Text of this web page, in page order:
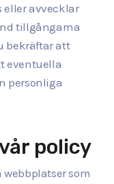
eller avvecklar
tillgångarna
bekräftar att
eventuella
personliga
policy
som